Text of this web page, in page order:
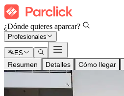
¿Dónde quieres aparcar?
Profesionales
ES
Resumen Detalles Cómo llegar